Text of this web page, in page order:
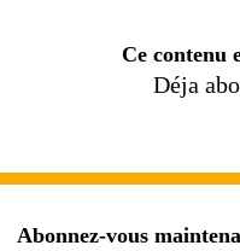
Ce contenu
Déja
Abonnez-vous